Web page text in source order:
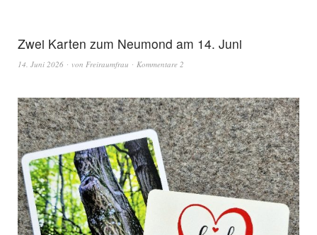
Zwei Karten zum Neumond am 14. Juni
14. Juni 2026 von Freiraumfrau Kommentare 2